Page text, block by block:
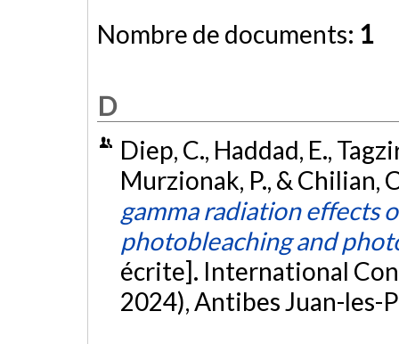
Nombre de documents: 1
D
Diep, C., Haddad, E.,
Murzionak, P., & Chilian,
gamma radiation effects
photobleaching and
écrite]. International
2024), Antibes Juan-les-